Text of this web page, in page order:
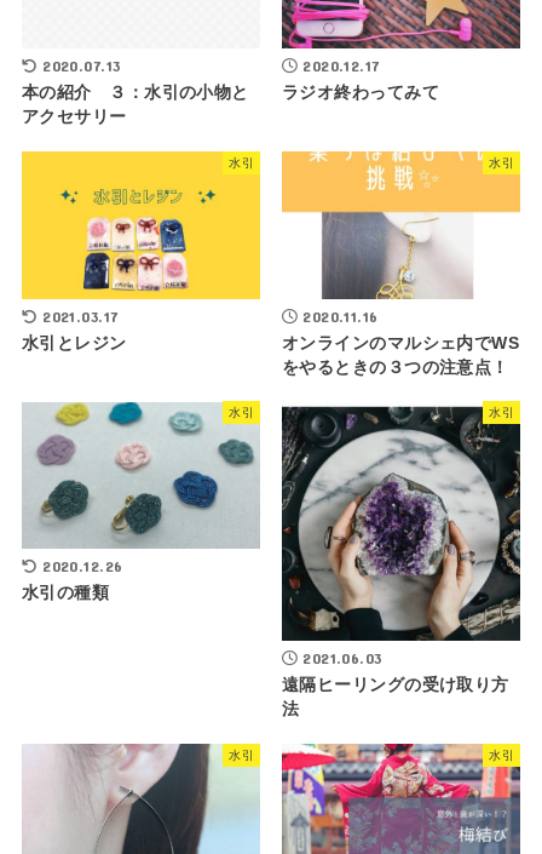
2020.07.13
本の紹介 ３：水引の小物と
アクセサリー
2020.12.17
ラジオ終わってみて
水引
2021.03.17
水引とレジン
水引
2020.11.16
オンラインのマルシェ内でWS
をやるときの３つの注意点！
水引
2020.12.26
水引の種類
水引
2021.06.03
遠隔ヒーリングの受け取り方
法
水引 水引